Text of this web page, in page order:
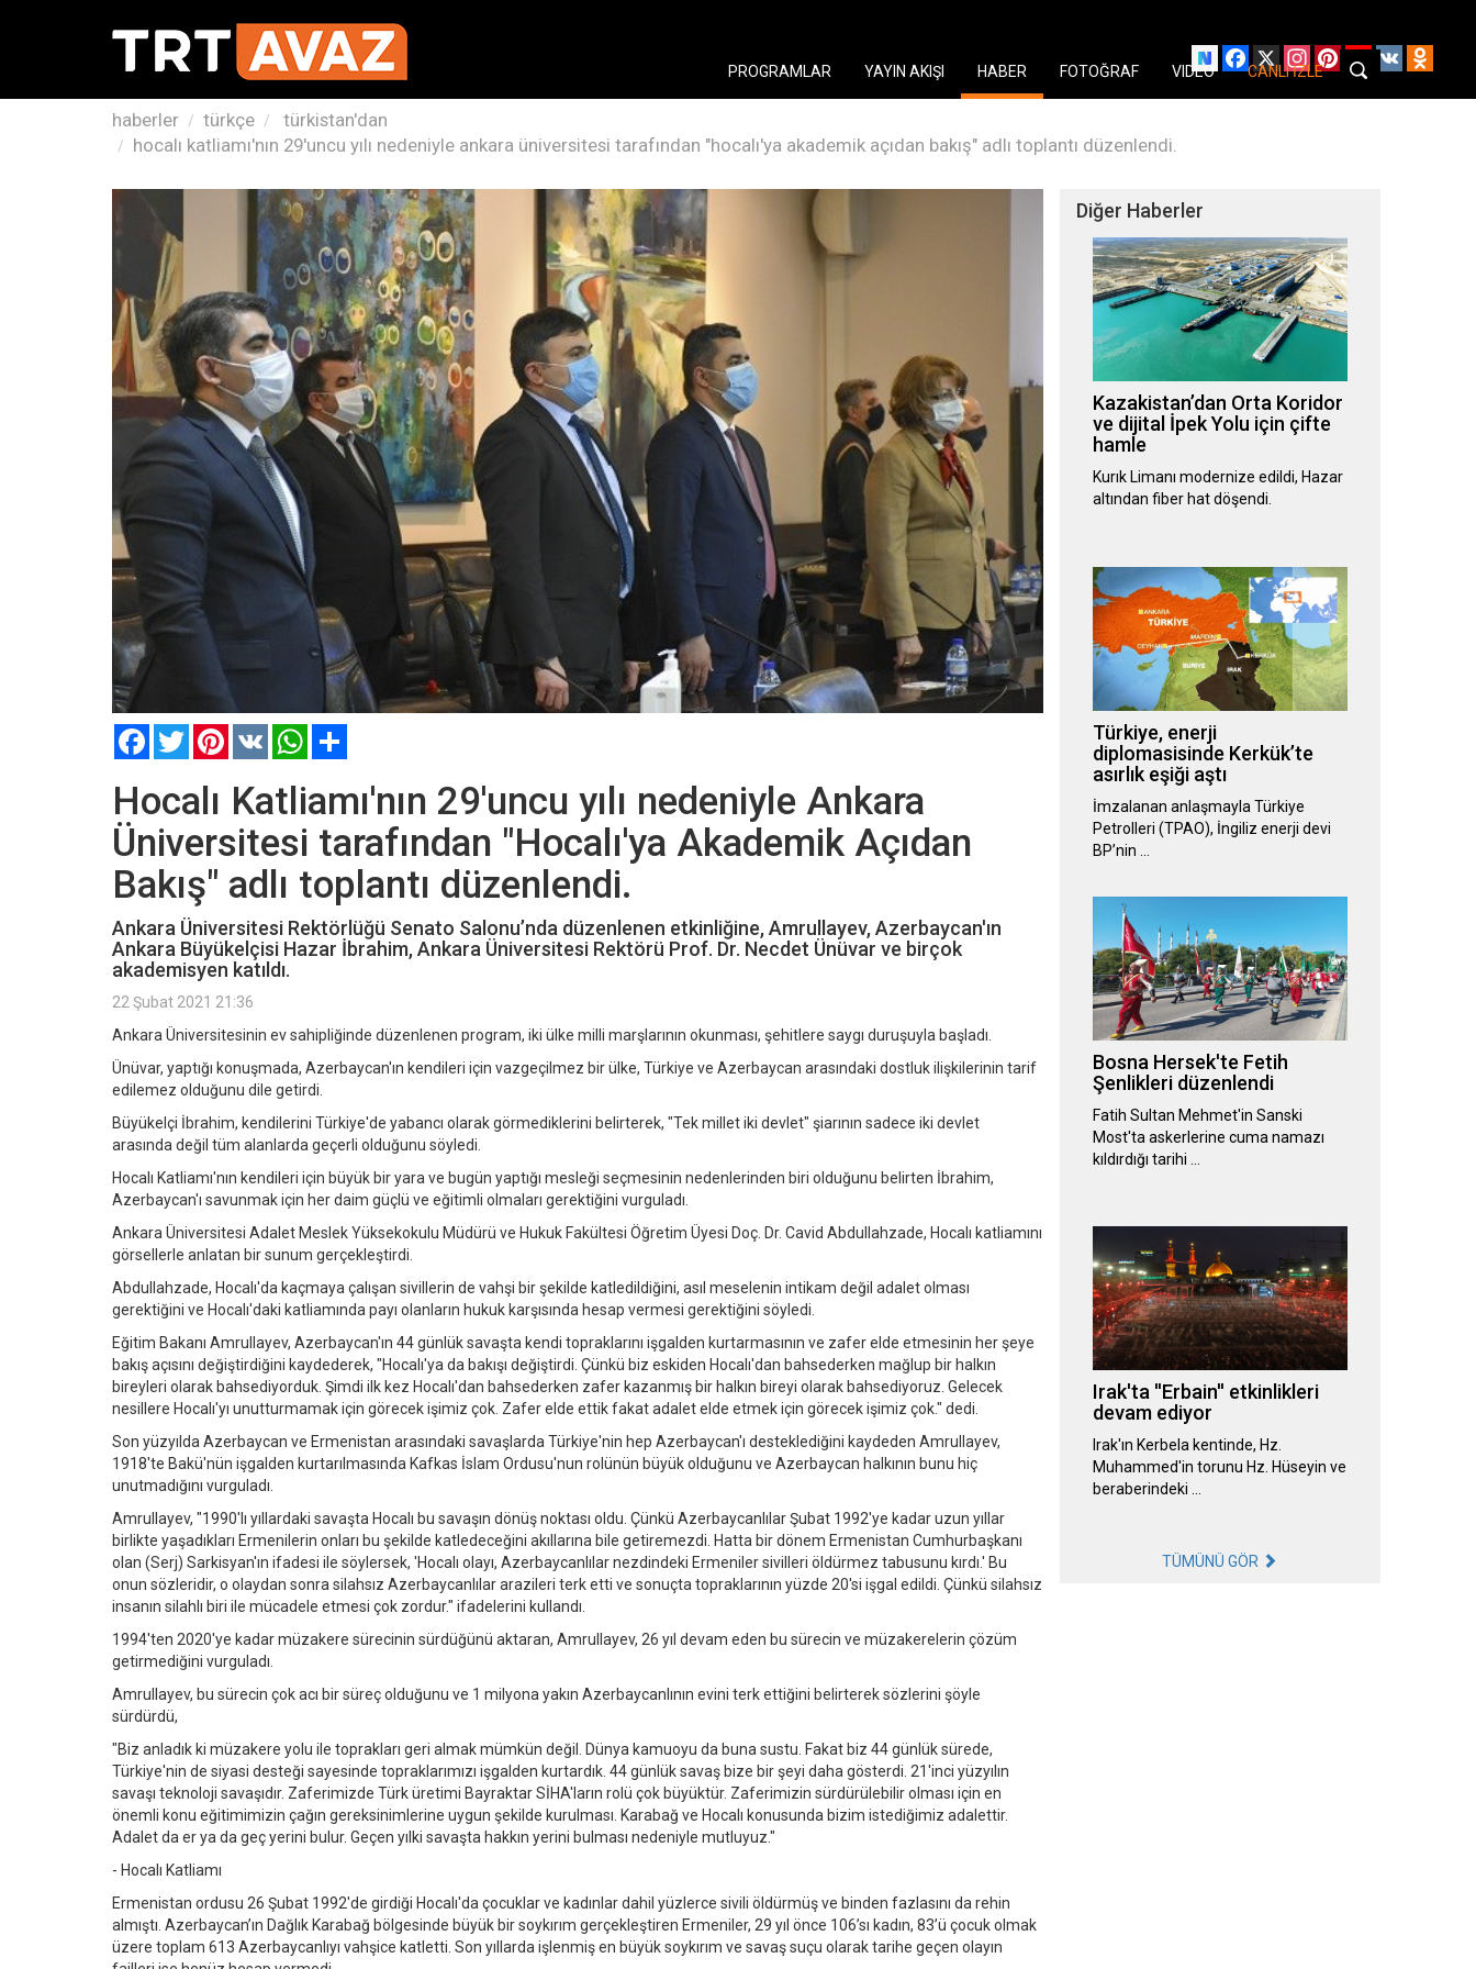
Facebook
X Instagram
PinterestYouTube
VK
PROGRAMLAR
YAYIN AKIŞI HABER FOTOĞRAF VIDEO CANLI İZLE
haberler türkçe
türkistan'dan
hocalı katliamı'nın 29'uncu yılı nedeniyle ankara üniversitesi tarafından "hocalı'ya akademik açıdan bakış" adlı toplantı düzenlendi.
FacebookTwitterPinterest
VK WhatsApp
Hocalı Katliamı'nın 29'uncu yılı nedeniyle Ankara
Üniversitesi tarafından "Hocalı'ya Akademik Açıdan
Bakış" adlı toplantı düzenlendi.
Ankara Üniversitesi Rektörlüğü Senato Salonu’nda düzenlenen etkinliğine, Amrullayev, Azerbaycan'ın
Ankara Büyükelçisi Hazar İbrahim, Ankara Üniversitesi Rektörü Prof. Dr. Necdet Ünüvar ve birçok
akademisyen katıldı.
22 Şubat 2021 21:36
Ankara Üniversitesinin ev sahipliğinde düzenlenen program, iki ülke milli marşlarının okunması, şehitlere saygı duruşuyla başladı.
Ünüvar, yaptığı konuşmada, Azerbaycan'ın kendileri için vazgeçilmez bir ülke, Türkiye ve Azerbaycan arasındaki dostluk ilişkilerinin tarif
edilemez olduğunu dile getirdi.
Büyükelçi İbrahim, kendilerini Türkiye'de yabancı olarak görmediklerini belirterek, "Tek millet iki devlet" şiarının sadece iki devlet
arasında değil tüm alanlarda geçerli olduğunu söyledi.
Hocalı Katliamı'nın kendileri için büyük bir yara ve bugün yaptığı mesleği seçmesinin nedenlerinden biri olduğunu belirten İbrahim,
Azerbaycan'ı savunmak için her daim güçlü ve eğitimli olmaları gerektiğini vurguladı.
Ankara Üniversitesi Adalet Meslek Yüksekokulu Müdürü ve Hukuk Fakültesi Öğretim Üyesi Doç. Dr. Cavid Abdullahzade, Hocalı katliamını
görsellerle anlatan bir sunum gerçekleştirdi.
Abdullahzade, Hocalı'da kaçmaya çalışan sivillerin de vahşi bir şekilde katledildiğini, asıl meselenin intikam değil adalet olması
gerektiğini ve Hocalı'daki katliamında payı olanların hukuk karşısında hesap vermesi gerektiğini söyledi.
Eğitim Bakanı Amrullayev, Azerbaycan'ın 44 günlük savaşta kendi topraklarını işgalden kurtarmasının ve zafer elde etmesinin her şeye
bakış açısını değiştirdiğini kaydederek, "Hocalı'ya da bakışı değiştirdi. Çünkü biz eskiden Hocalı'dan bahsederken mağlup bir halkın
bireyleri olarak bahsediyorduk. Şimdi ilk kez Hocalı'dan bahsederken zafer kazanmış bir halkın bireyi olarak bahsediyoruz. Gelecek
nesillere Hocalı'yı unutturmamak için görecek işimiz çok. Zafer elde ettik fakat adalet elde etmek için görecek işimiz çok." dedi.
Son yüzyılda Azerbaycan ve Ermenistan arasındaki savaşlarda Türkiye'nin hep Azerbaycan'ı desteklediğini kaydeden Amrullayev,
1918'te Bakü'nün işgalden kurtarılmasında Kafkas İslam Ordusu'nun rolünün büyük olduğunu ve Azerbaycan halkının bunu hiç
unutmadığını vurguladı.
Amrullayev, "1990'lı yıllardaki savaşta Hocalı bu savaşın dönüş noktası oldu. Çünkü Azerbaycanlılar Şubat 1992'ye kadar uzun yıllar
birlikte yaşadıkları Ermenilerin onları bu şekilde katledeceğini akıllarına bile getiremezdi. Hatta bir dönem Ermenistan Cumhurbaşkanı
olan (Serj) Sarkisyan'ın ifadesi ile söylersek, 'Hocalı olayı, Azerbaycanlılar nezdindeki Ermeniler sivilleri öldürmez tabusunu kırdı.' Bu
onun sözleridir, o olaydan sonra silahsız Azerbaycanlılar arazileri terk etti ve sonuçta topraklarının yüzde 20'si işgal edildi. Çünkü silahsız
insanın silahlı biri ile mücadele etmesi çok zordur." ifadelerini kullandı.
1994'ten 2020'ye kadar müzakere sürecinin sürdüğünü aktaran, Amrullayev, 26 yıl devam eden bu sürecin ve müzakerelerin çözüm
getirmediğini vurguladı.
Amrullayev, bu sürecin çok acı bir süreç olduğunu ve 1 milyona yakın Azerbaycanlının evini terk ettiğini belirterek sözlerini şöyle
sürdürdü,
"Biz anladık ki müzakere yolu ile toprakları geri almak mümkün değil. Dünya kamuoyu da buna sustu. Fakat biz 44 günlük sürede,
Türkiye'nin de siyasi desteği sayesinde topraklarımızı işgalden kurtardık. 44 günlük savaş bize bir şeyi daha gösterdi. 21'inci yüzyılın
savaşı teknoloji savaşıdır. Zaferimizde Türk üretimi Bayraktar SİHA'ların rolü çok büyüktür. Zaferimizin sürdürülebilir olması için en
önemli konu eğitimimizin çağın gereksinimlerine uygun şekilde kurulması. Karabağ ve Hocalı konusunda bizim istediğimiz adalettir.
Adalet da er ya da geç yerini bulur. Geçen yılki savaşta hakkın yerini bulması nedeniyle mutluyuz."
- Hocalı Katliamı
Ermenistan ordusu 26 Şubat 1992'de girdiği Hocalı'da çocuklar ve kadınlar dahil yüzlerce sivili öldürmüş ve binden fazlasını da rehin
almıştı. Azerbaycan’ın Dağlık Karabağ bölgesinde büyük bir soykırım gerçekleştiren Ermeniler, 29 yıl önce 106’sı kadın, 83’ü çocuk olmak
üzere toplam 613 Azerbaycanlıyı vahşice katletti. Son yıllarda işlenmiş en büyük soykırım ve savaş suçu olarak tarihe geçen olayın
Diğer Haberler
Kazakistan’dan Orta Koridor
ve dijital İpek Yolu için çifte
hamle
Kurık Limanı modernize edildi, Hazar
altından fiber hat döşendi.
Türkiye, enerji
diplomasisinde Kerkük’te
asırlık eşiği aştı
İmzalanan anlaşmayla Türkiye
Petrolleri (TPAO), İngiliz enerji devi
BP’nin …
Bosna Hersek'te Fetih
Şenlikleri düzenlendi
Fatih Sultan Mehmet'in Sanski
Most'ta askerlerine cuma namazı
kıldırdığı tarihi …
Irak'ta ''Erbain'' etkinlikleri
devam ediyor
Irak'ın Kerbela kentinde, Hz.
Muhammed'in torunu Hz. Hüseyin ve
beraberindeki …
TÜMÜNÜ GÖR